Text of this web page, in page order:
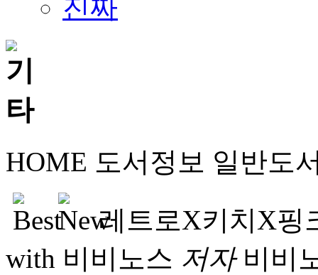
HOME 도서정보 일반도
레트로X키치X핑
with 비비노스 저자비비